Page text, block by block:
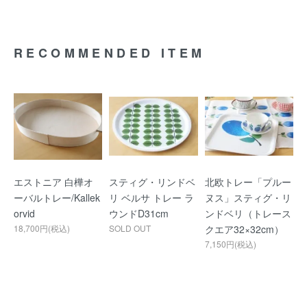
RECOMMENDED ITEM
エストニア 白樺オ
ーバルトレー/Kallek
orvid
18,700円(税込)
スティグ・リンドベ
リ ベルサ トレー ラ
ウンドD31cm
SOLD OUT
北欧トレー「プルー
ヌス」スティグ・リ
ンドベリ（トレース
クエア32×32cm）
7,150円(税込)